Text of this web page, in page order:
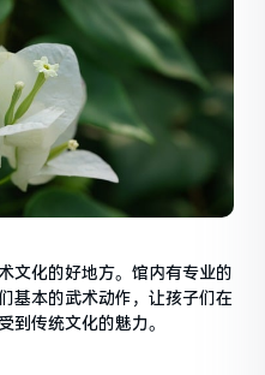
文化的好地方。馆内有专业的
基本的武术动作，让孩子们在
到传统文化的魅力。